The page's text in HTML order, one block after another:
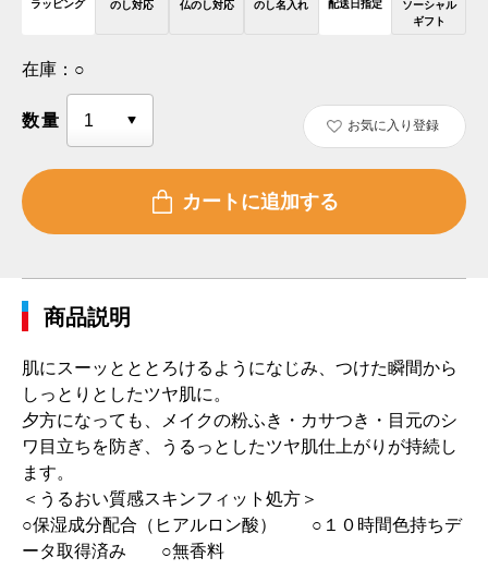
ラッピング のし対応 仏のし対応 のし名入れ 配送日指定
ソーシャル
ギフト
在庫： ○
数量 お気に入り登録
商品説明
肌にスーッとととろけるようになじみ、つけた瞬間から
しっとりとしたツヤ肌に。
夕方になっても、メイクの粉ふき・カサつき・目元のシ
ワ目立ちを防ぎ、うるっとしたツヤ肌仕上がりが持続し
ます。
＜うるおい質感スキンフィット処方＞
○保湿成分配合（ヒアルロン酸） ○１０時間色持ちデ
ータ取得済み ○無香料